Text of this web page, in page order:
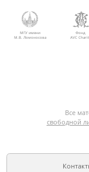
МГУ имени
М.В. Ломоносова
Фонд
AVC
Все
свободной